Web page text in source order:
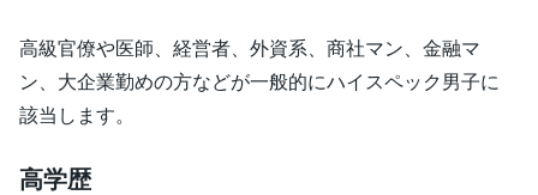
高級官僚や医師、経営者、外資系、商社マン、金融マ
ン、大企業勤めの方などが一般的にハイスペック男子に
該当します。
高学歴